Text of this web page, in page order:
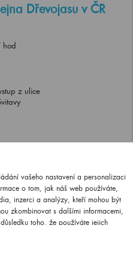
Dřevojasu v ČR
hod
z ulice
vašeho nastavení a personalizaci
o tom, jak náš web používáte,
inzerci a analýzy, kteří mohou být
zkombinovat s dalšími informacemi,
toho, že používáte jejich